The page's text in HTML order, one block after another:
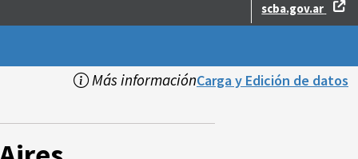
scba.gov.ar
Más informaciónCarga y Edición de datos